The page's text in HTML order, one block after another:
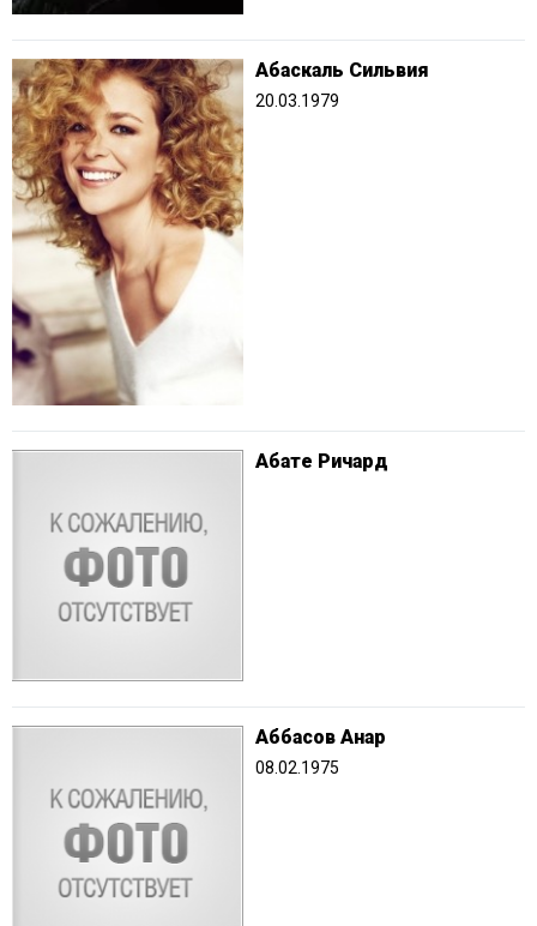
Абаскаль Сильвия
20.03.1979
Абате Ричард
Аббасов Анар
08.02.1975